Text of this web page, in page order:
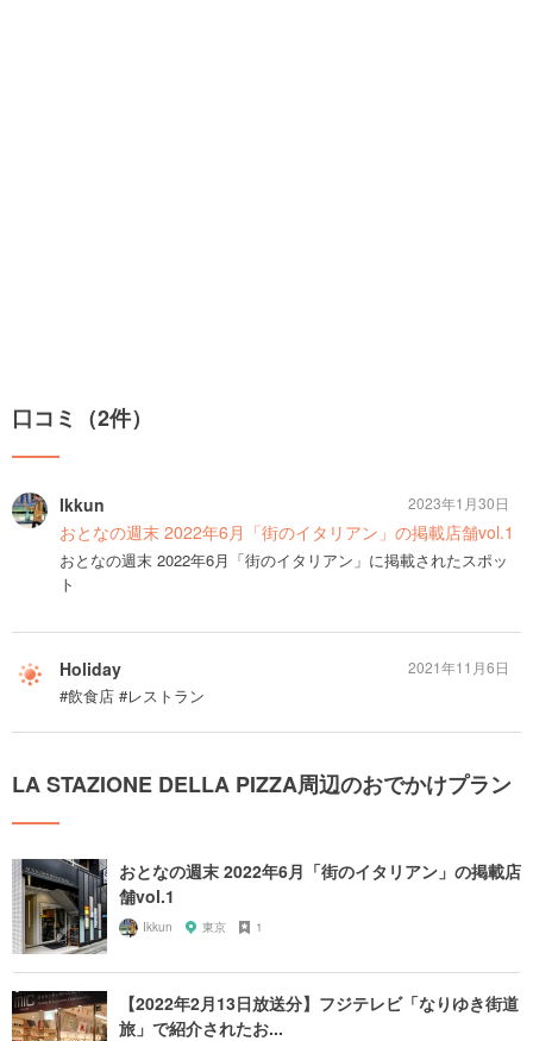
口コミ（2件）
Ikkun
おとなの週末 2022年6月「街のイタリアン」の掲載店舗vol.1
おとなの週末 2022年6月「街のイタリアン」に掲載されたスポッ
ト
2023年1月30日
Holiday
#飲食店 #レストラン
2021年11月6日
LA STAZIONE DELLA PIZZA周辺のおでかけプラン
おとなの週末 2022年6月「街のイタリアン」の掲載店
舗vol.1
Ikkun 東京 1
【2022年2月13日放送分】フジテレビ「なりゆき街道
旅」で紹介されたお...